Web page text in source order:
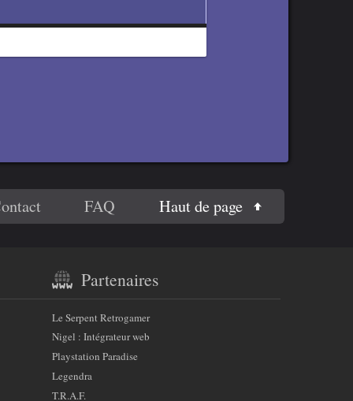
FAQ Haut de page
Partenaires
Le Serpent Retrogamer
Nigel : Intégrateur web
Playstation Paradise
Legendra
T.R.A.F.